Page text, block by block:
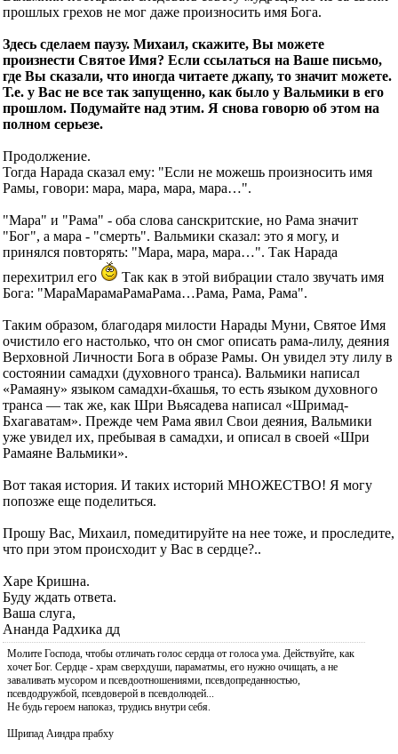
прошлых грехов не мог даже произносить имя Бога.
Здесь сделаем паузу. Михаил, скажите, Вы можете
произнести Святое Имя? Если ссылаться на Ваше письмо,
где Вы сказали, что иногда читаете джапу, то значит можете.
Т.е. у Вас не все так запущенно, как было у Вальмики в его
прошлом. Подумайте над этим. Я снова говорю об этом на
полном серьезе.
Продолжение.
Тогда Нарада сказал ему: "Если не можешь произносить имя
Рамы, говори: мара, мара, мара, мара…".
"Мара" и "Рама" - оба слова санскритские, но Рама значит
"Бог", а мара - "смерть". Вальмики сказал: это я могу, и
принялся повторять: "Мара, мара, мара…". Так Нарада
перехитрил его
Так как в этой вибрации стало звучать имя
Бога: "МараМарамаРамаРама…Рама, Рама, Рама".
Таким образом, благодаря милости Нарады Муни, Святое Имя
очистило его настолько, что он смог описать рама-лилу, деяния
Верховной Личности Бога в образе Рамы. Он увидел эту лилу в
состоянии самадхи (духовного транса). Вальмики написал
«Рамаяну» языком самадхи-бхашья, то есть языком духовного
транса — так же, как Шри Вьясадева написал «Шримад-
Бхагаватам». Прежде чем Рама явил Свои деяния, Вальмики
уже увидел их, пребывая в самадхи, и описал в своей «Шри
Рамаяне Вальмики».
Вот такая история. И таких историй МНОЖЕСТВО! Я могу
попозже еще поделиться.
Прошу Вас, Михаил, помедитируйте на нее тоже, и проследите,
что при этом происходит у Вас в сердце?..
Харе Кришна.
Буду ждать ответа.
Ваша слуга,
Ананда Радхика дд
Молите Господа, чтобы отличать голос сердца от голоса ума. Действуйте, как
хочет Бог. Сердце - храм сверхдуши, параматмы, его нужно очищать, а не
заваливать мусором и псевдоотношениями, псевдопреданностью,
псевдодружбой, псевдоверой в псевдолюдей...
Не будь героем напоказ, трудись внутри себя.
Шрипад Аиндра прабху